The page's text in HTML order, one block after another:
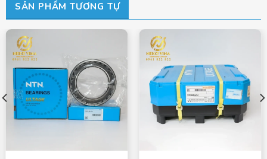
SẢN PHẨM TƯƠNG TỰ